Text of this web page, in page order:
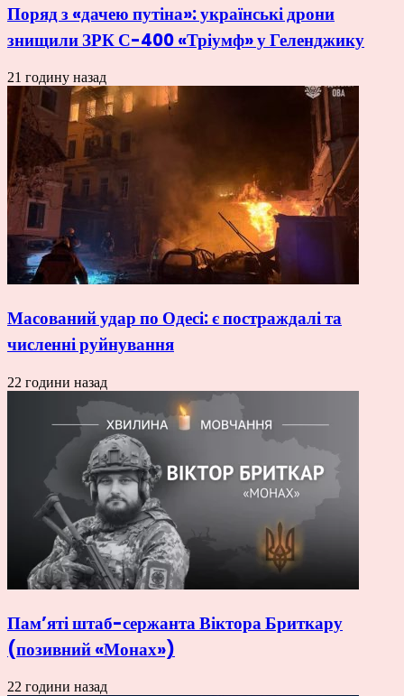
Поряд з «дачею путіна»: українські дрони
знищили ЗРК С-400 «Тріумф» у Геленджику
21 годину назад
Масований удар по Одесі: є постраждалі та
численні руйнування
22 години назад
Пам’яті штаб-сержанта Віктора Бриткару
(позивний «Монах»)
22 години назад